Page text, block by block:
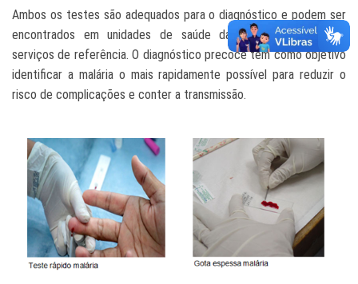
Ambos os testes são adequados para o diagnóstico e podem ser
encontrados em unidades de saúde da região amazônica e
serviços de referência.O diagnóstico precoce tem como objetivo
identificar a malária o mais rapidamente possível para reduzir o
risco de complicações e conter a transmissão.